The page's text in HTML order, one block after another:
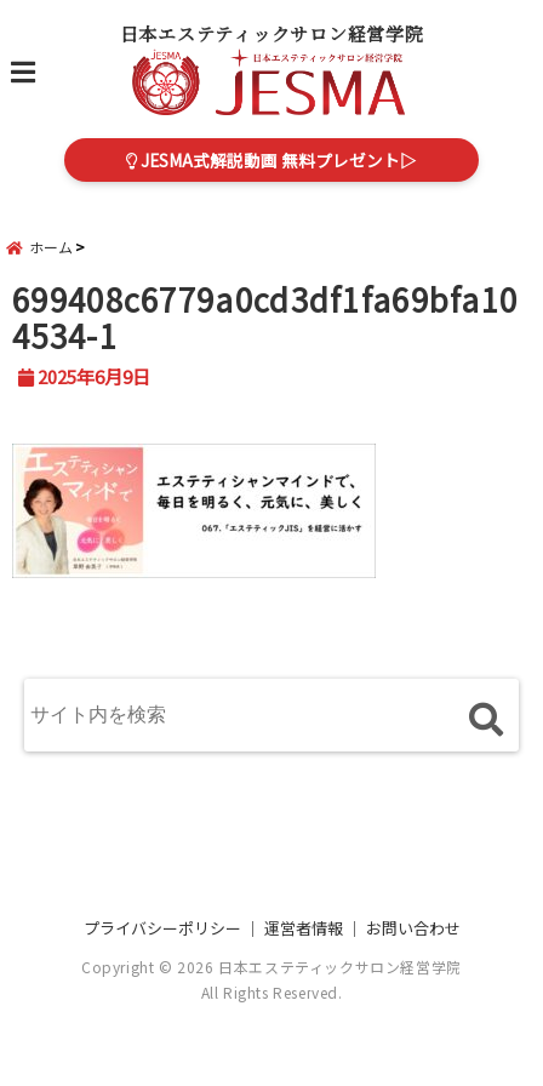
日本エステティックサロン経営学院
menu
JESMA式解説動画 無料プレゼント▷
ホーム
699408c6779a0cd3df1fa69bfa10
4534-1
2025年6月9日
プライバシーポリシー ｜ 運営者情報 ｜ お問い合わせ
Copyright © 2026 日本エステティックサロン経営学院
All Rights Reserved.